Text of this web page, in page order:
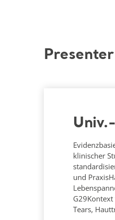
Presenter
klinischer
und
Tears,